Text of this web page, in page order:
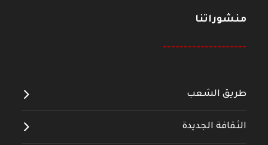
منشوراتنا
--------------------
طريق الشعب
الثقافة الجديدة